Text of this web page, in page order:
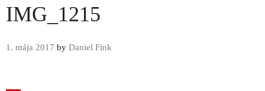
IMG_1215
1. mája 2017 by Daniel Fink